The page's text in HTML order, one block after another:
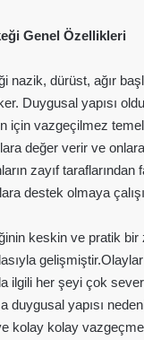
Genel Özellikleri
nazik, dürüst, ağır
Duygusal yapısı
için vazgeçilmez temel
değer verir ve onlara
zayıf taraflarından
destek olmaya
keskin ve pratik bir
ilgili her şeyi çok
duygusal yapısı
kolay kolay